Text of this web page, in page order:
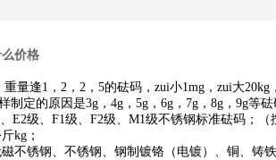
价格
量逢1，2，2，5的砝码，zui小1mg，zui大20kg
制定的原因是3g，4g，5g，6g，7g，8g，9g等
E2级、F1级、F2级、M1级不锈钢标准砝码；
kg；
不锈钢、不锈钢、钢制镀铬（电镀）、铜、铸铁